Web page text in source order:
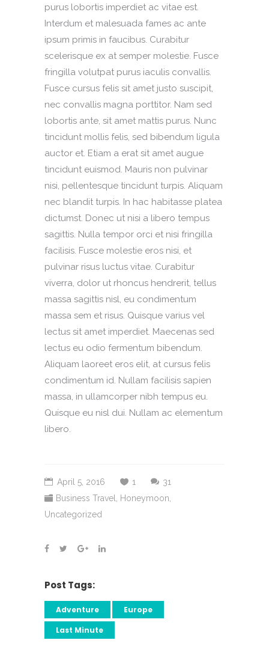
purus lobortis imperdiet ac vitae est.
Interdum et malesuada fames ac ante
ipsum primis in faucibus. Curabitur
scelerisque ex at semper molestie. Fusce
fringilla volutpat purus iaculis convallis.
Fusce cursus felis sit amet justo suscipit,
nec convallis magna porttitor. Nam sed
lobortis ante, sit amet mattis purus. Nunc
tincidunt mollis felis, sed bibendum ligula
auctor et. Etiam a erat sit amet augue
tincidunt euismod. Mauris non pulvinar
nisi, pellentesque tincidunt turpis. Aliquam
nec blandit turpis. In hac habitasse platea
dictumst. Donec ut nisi a libero tempus
sagittis. Nulla tempor orci et nisi fringilla
facilisis. Fusce molestie eros nisi, et
pulvinar risus luctus vitae. Curabitur
viverra, dolor ut rhoncus hendrerit, tellus
massa sagittis nisl, eu condimentum
massa sem et risus. Quisque varius vel
lectus sit amet imperdiet. Maecenas sed
lectus eu odio fermentum bibendum.
Aliquam laoreet eros elit, at cursus felis
condimentum id. Nullam facilisis sapien
massa, in ullamcorper nibh tempus eu.
Quisque eu nisl dui. Nullam ac elementum
libero.
April 5, 2016 1
31
Business Travel
Honeymoon
Uncategorized
Post Tags:
Adventure
Europe
Last Minute